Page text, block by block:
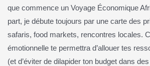
que commence un Voyage Économique
part, je débute toujours par une carte des
safaris, food markets, rencontres locales.
émotionnelle te permettra d’allouer tes
(et d’éviter de dilapider ton budget dans